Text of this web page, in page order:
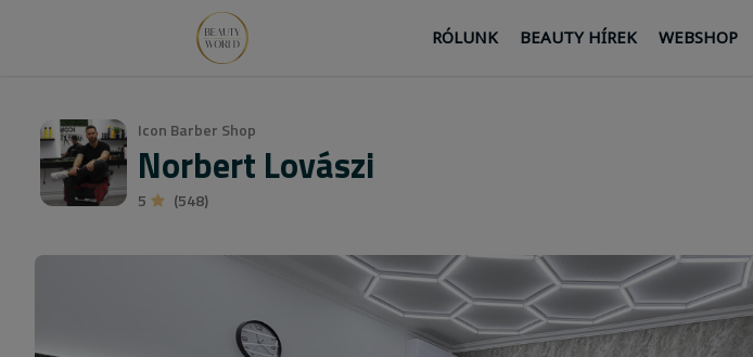
RÓLUNK BEAUTY HÍREK WEBSHOP
Icon Barber Shop
Norbert Lovászi
5 (548)